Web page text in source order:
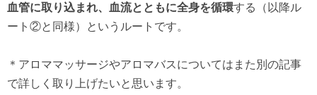
血管に取り込まれ、血流とともに全身を循環する（以降ル
ート②と同様）というルートです。
＊アロママッサージやアロマバスについてはまた別の記事
で詳しく取り上げたいと思います。